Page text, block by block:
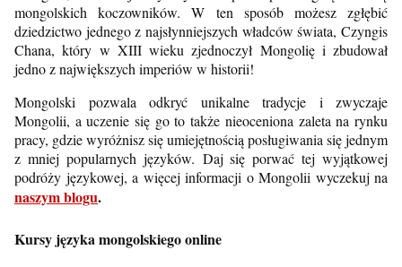
mongolskich koczowników. W ten sposób możesz zgłębić
dziedzictwo jednego z najsłynniejszych władców świata, Czyngis
Chana, który w XIII wieku zjednoczył Mongolię i zbudował
jedno z największych imperiów w historii!
Mongolski pozwala odkryć unikalne tradycje i zwyczaje
Mongolii, a uczenie się go to także nieoceniona zaleta na rynku
pracy, gdzie wyróżnisz się umiejętnością posługiwania się jednym
z mniej popularnych języków. Daj się porwać tej wyjątkowej
podróży językowej, a więcej informacji o Mongolii wyczekuj na
naszym blogu.
Kursy języka mongolskiego online